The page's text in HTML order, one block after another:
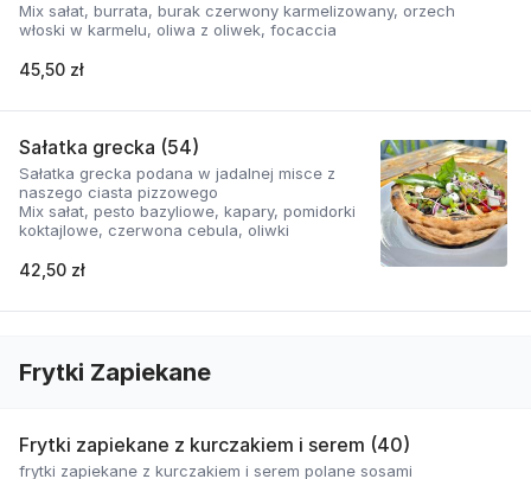
Mix sałat, burrata, burak czerwony karmelizowany, orzech
włoski w karmelu, oliwa z oliwek, focaccia
45,50 zł
Sałatka grecka (54)
Sałatka grecka podana w jadalnej misce z
naszego ciasta pizzowego
Mix sałat, pesto bazyliowe, kapary, pomidorki
koktajlowe, czerwona cebula, oliwki
42,50 zł
Frytki Zapiekane
Frytki zapiekane z kurczakiem i serem (40)
frytki zapiekane z kurczakiem i serem polane sosami